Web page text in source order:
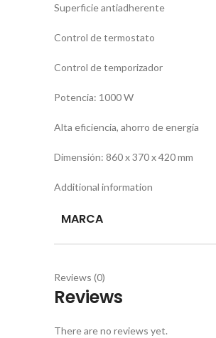
Superficie antiadherente
Control de termostato
Control de temporizador
Potencia: 1000 W
Alta eficiencia, ahorro de energía
Dimensión: 860 x 370 x 420 mm
Additional information
MARCA
Reviews (0)
Reviews
There are no reviews yet.